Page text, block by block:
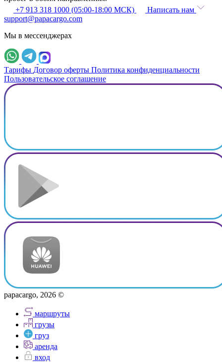
+7 913 318 1000 (05:00-18:00 МСК)
Написать нам
support@papacargo.com
Мы в мессенджерах
Тарифы Договор оферты Политика конфиденциальности
Пользовательское соглашение
papacargo, 2026 ©
маршруты
грузы
груз
аренда
вход